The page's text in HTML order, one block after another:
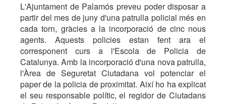
L'Ajuntament de Palamós preveu poder disposar a
partir del mes de juny d'una patrulla policial més en
cada torn, gràcies a la incorporació de cinc nous
agents. Aquests policies estan fent ara el
corresponent curs a l'Escola de Policia de
Catalunya. Amb la incorporació d'una nova patrulla,
l'Àrea de Seguretat Ciutadana vol potenciar el
paper de la policia de proximitat. Així ho ha explicat
el seu responsable polític, el regidor de Ciutadans